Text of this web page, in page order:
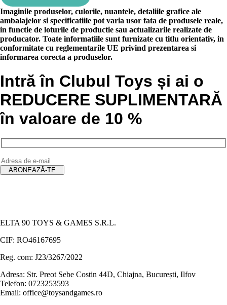
Imaginile produselor, culorile, nuantele, detaliile grafice ale
ambalajelor si specificatiile pot varia usor fata de produsele reale,
in functie de loturile de productie sau actualizarile realizate de
producator. Toate informatiile sunt furnizate cu titlu orientativ, in
conformitate cu reglementarile UE privind prezentarea si
informarea corecta a produselor.
Intră în Clubul Toys și ai o
REDUCERE SUPLIMENTARĂ
în valoare de 10 %
ELTA 90 TOYS & GAMES S.R.L.
CIF: RO46167695
Reg. com: J23/3267/2022
Adresa: Str. Preot Sebe Costin 44D, Chiajna, București, Ilfov
Telefon: 0723253593
Email: office@toysandgames.ro